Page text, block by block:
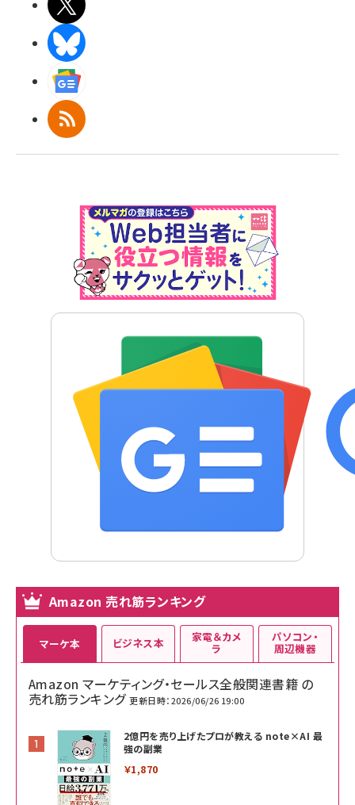
RSS
Amazon 売れ筋ランキング
マーケ本
Amazon マーケティング・セールス全般関連書籍 の
売れ筋ランキング 更新日時：2026/06/26 19:00
2億円を売り上げたプロが教える note×AI 最
強の副業
￥1,870
ビジネス本 家電＆カメ
ラ
パソコン・
周辺機器